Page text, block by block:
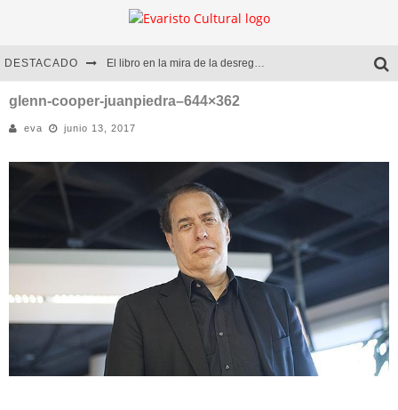
DESTACADO El libro en la mira de la desregulación
Marcelo Rubio | El llovedor
Diego Meret | Hotel Acapulco
Alejandra Correa | La nieve
glenn-cooper-juanpiedra–644×362
eva junio 13, 2017